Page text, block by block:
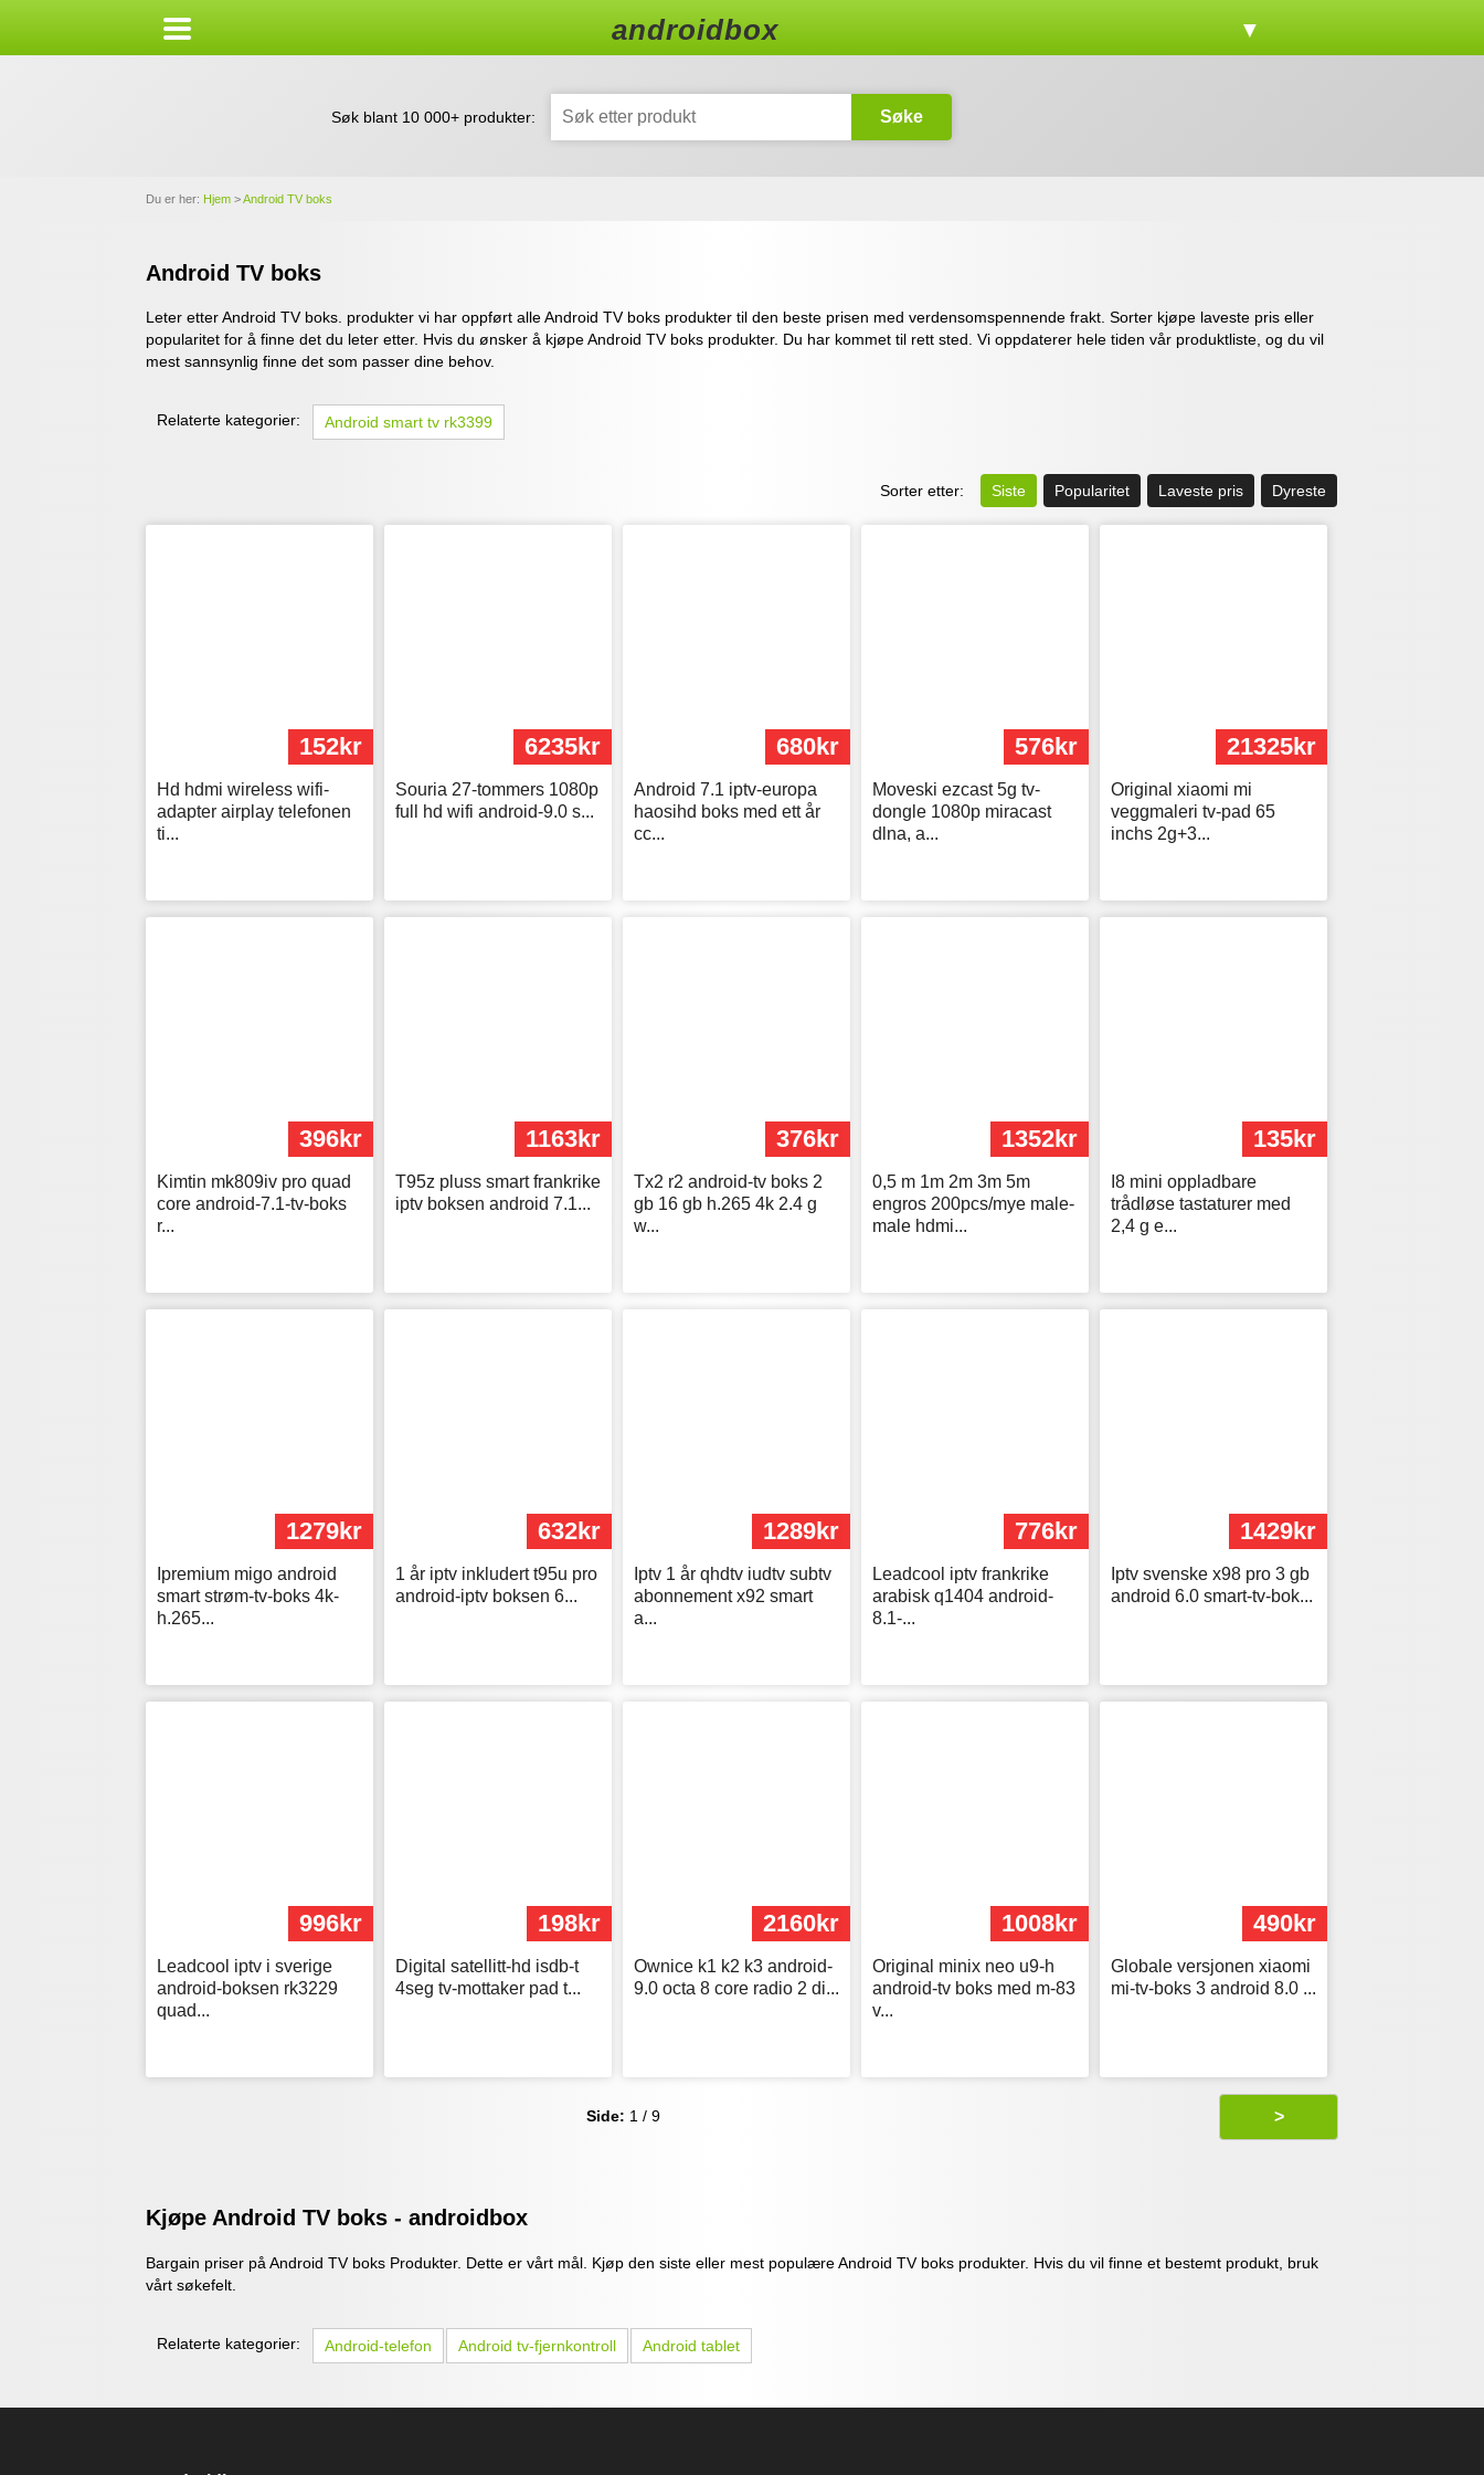
androidbox ▼
Søk blant 10 000+ produkter: Søke
Du er her: Hjem >Android TV boks
Android TV boks
Leter etter Android TV boks. produkter vi har oppført alle Android TV boks produkter til den beste prisen med verdensomspennende frakt. Sorter kjøpe laveste pris eller
popularitet for å finne det du leter etter. Hvis du ønsker å kjøpe Android TV boks produkter. Du har kommet til rett sted. Vi oppdaterer hele tiden vår produktliste, og du vil
mest sannsynlig finne det som passer dine behov.
Relaterte kategorier: Android smart tv rk3399
Sorter etter: Siste Popularitet Laveste pris Dyreste
152kr
Hd hdmi wireless wifi-
adapter airplay telefonen
ti...
6235kr
Souria 27-tommers 1080p
full hd wifi android-9.0 s...
680kr
Android 7.1 iptv-europa
haosihd boks med ett år
cc...
576kr
Moveski ezcast 5g tv-
dongle 1080p miracast
dlna, a...
21325kr
Original xiaomi mi
veggmaleri tv-pad 65
inchs 2g+3...
396kr
Kimtin mk809iv pro quad
core android-7.1-tv-boks
r...
1163kr
T95z pluss smart frankrike
iptv boksen android 7.1...
376kr
Tx2 r2 android-tv boks 2
gb 16 gb h.265 4k 2.4 g
w...
1352kr
0,5 m 1m 2m 3m 5m
engros 200pcs/mye male-
male hdmi...
135kr
I8 mini oppladbare
trådløse tastaturer med
2,4 g e...
1279kr
Ipremium migo android
smart strøm-tv-boks 4k-
h.265...
632kr
1 år iptv inkludert t95u pro
android-iptv boksen 6...
1289kr
Iptv 1 år qhdtv iudtv subtv
abonnement x92 smart
a...
776kr
Leadcool iptv frankrike
arabisk q1404 android-
8.1-...
1429kr
Iptv svenske x98 pro 3 gb
android 6.0 smart-tv-bok...
996kr
Leadcool iptv i sverige
android-boksen rk3229
quad...
198kr
Digital satellitt-hd isdb-t
4seg tv-mottaker pad t...
2160kr
Ownice k1 k2 k3 android-
9.0 octa 8 core radio 2 di...
1008kr
Original minix neo u9-h
android-tv boks med m-83
v...
490kr
Globale versjonen xiaomi
mi-tv-boks 3 android 8.0 ...
Side: 1 / 9 >
Kjøpe Android TV boks - androidbox
Bargain priser på Android TV boks Produkter. Dette er vårt mål. Kjøp den siste eller mest populære Android TV boks produkter. Hvis du vil finne et bestemt produkt, bruk
vårt søkefelt.
Relaterte kategorier: Android-telefon Android tv-fjernkontroll Android tablet